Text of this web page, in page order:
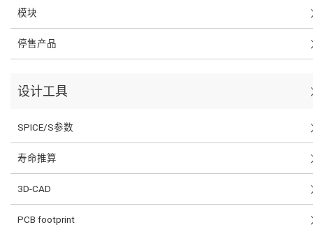
模块
停售产品
设计工具
SPICE/S参数
寿命推算
3D-CAD
PCB footprint